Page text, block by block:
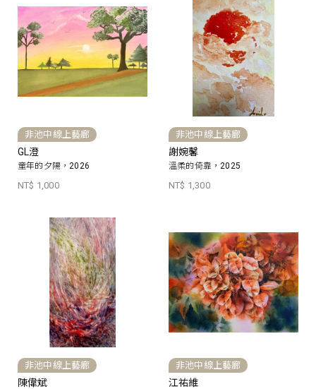
非池中線上藝廊
GL澄
童年的夕陽，2026
NT$ 1,000
非池中線上藝廊
謝婉馨
溫柔的倚靠，2025
NT$ 1,300
非池中線上藝廊
陳偉斌
非池中線上藝廊
江祐維